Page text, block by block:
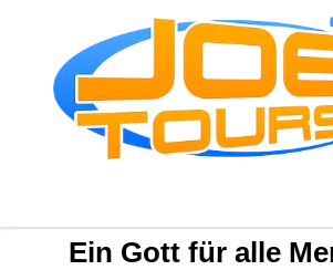
Ein Gott für alle